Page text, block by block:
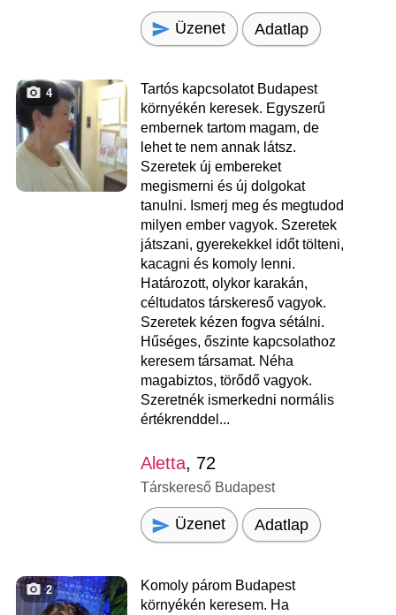
Üzenet Adatlap
4
Tartós kapcsolatot Budapest
környékén keresek. Egyszerű
embernek tartom magam, de
lehet te nem annak látsz.
Szeretek új embereket
megismerni és új dolgokat
tanulni. Ismerj meg és megtudod
milyen ember vagyok. Szeretek
játszani, gyerekekkel időt tölteni,
kacagni és komoly lenni.
Határozott, olykor karakán,
céltudatos társkereső vagyok.
Szeretek kézen fogva sétálni.
Hűséges, őszinte kapcsolathoz
keresem társamat. Néha
magabiztos, törődő vagyok.
Szeretnék ismerkedni normális
értékrenddel...
Aletta, 72
Társkereső Budapest
Üzenet Adatlap
2
Komoly párom Budapest
környékén keresem. Ha